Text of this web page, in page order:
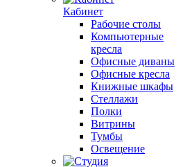
Кабинет
Рабочие столы
Компьютерные
кресла
Офисные диваны
Офисные кресла
Книжные шкафы
Стеллажи
Полки
Витрины
Тумбы
Освещение